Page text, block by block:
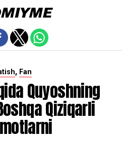
, Fan
Quyoshning
Qiziqarli